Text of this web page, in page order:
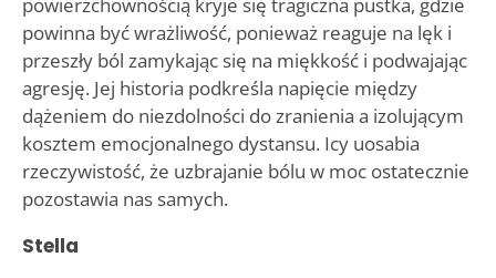
powinna być wrażliwość, ponieważ reaguje na lęk i
przeszły ból zamykając się na miękkość i podwajając
agresję. Jej historia podkreśla napięcie między
dążeniem do niezdolności do zranienia a izolującym
kosztem emocjonalnego dystansu. Icy uosabia
rzeczywistość, że uzbrajanie bólu w moc ostatecznie
pozostawia nas samych.
Stella